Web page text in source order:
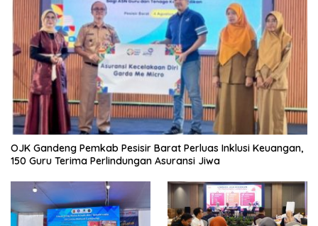
OJK Gandeng Pemkab Pesisir Barat Perluas Inklusi Keuangan,
150 Guru Terima Perlindungan Asuransi Jiwa